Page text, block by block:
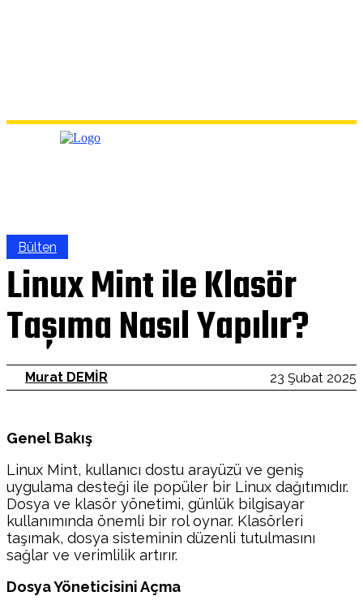
Bülten
Linux Mint ile Klasör
Taşıma Nasıl Yapılır?
23 Şubat 2025
Murat DEMİR
Genel Bakış
Linux Mint, kullanıcı dostu arayüzü ve geniş
uygulama desteği ile popüler bir Linux dağıtımıdır.
Dosya ve klasör yönetimi, günlük bilgisayar
kullanımında önemli bir rol oynar. Klasörleri
taşımak, dosya sisteminin düzenli tutulmasını
sağlar ve verimlilik artırır.
Dosya Yöneticisini Açma